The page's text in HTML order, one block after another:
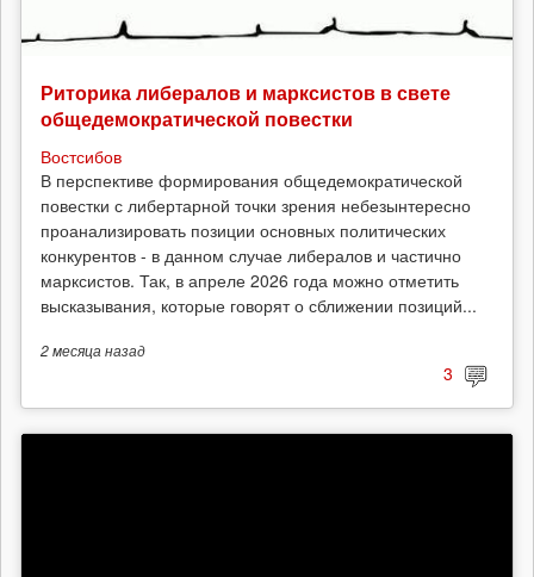
Риторика либералов и марксистов в свете
общедемократической повестки
Востсибов
В перспективе формирования общедемократической
повестки с либертарной точки зрения небезынтересно
проанализировать позиции основных политических
конкурентов - в данном случае либералов и частично
марксистов. Так, в апреле 2026 года можно отметить
высказывания, которые говорят о сближении позиций...
2 месяцаназад
3